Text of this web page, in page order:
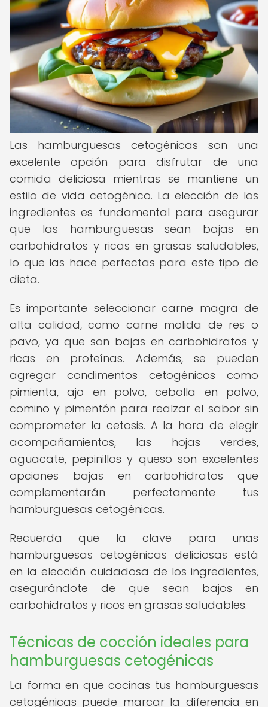
Las hamburguesas cetogénicas son una
excelente opción para disfrutar de una
comida deliciosa mientras se mantiene un
estilo de vida cetogénico. La elección de los
ingredientes es fundamental para asegurar
que las hamburguesas sean bajas en
carbohidratos y ricas en grasas saludables,
lo que las hace perfectas para este tipo de
dieta.
Es importante seleccionar carne magra de
alta calidad, como carne molida de res o
pavo, ya que son bajas en carbohidratos y
ricas en proteínas. Además, se pueden
agregar condimentos cetogénicos como
pimienta, ajo en polvo, cebolla en polvo,
comino y pimentón para realzar el sabor sin
comprometer la cetosis. A la hora de elegir
acompañamientos, las hojas verdes,
aguacate, pepinillos y queso son excelentes
opciones bajas en carbohidratos que
complementarán perfectamente tus
hamburguesas cetogénicas.
Recuerda que la clave para unas
hamburguesas cetogénicas deliciosas está
en la elección cuidadosa de los ingredientes,
asegurándote de que sean bajos en
carbohidratos y ricos en grasas saludables.
Técnicas de cocción ideales para
hamburguesas cetogénicas
La forma en que cocinas tus hamburguesas
cetogénicas puede marcar la diferencia en